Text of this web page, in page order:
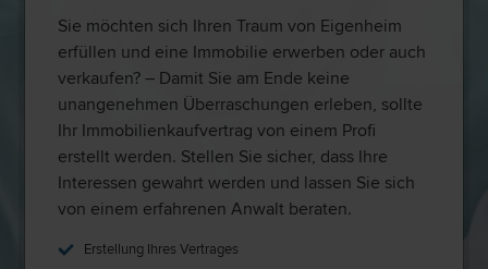
Sie möchten sich Ihren Traum von Eigenheim
erfüllen und eine Immobilie erwerben oder auch
verkaufen? – Damit Sie am Ende keine
unangenehmen Überraschungen erleben, sollte
Ihr Immobilienkaufvertrag von einem Profi
erstellt werden. Stellen Sie sicher, dass Ihre
Interessen gewahrt werden und lassen Sie sich
von einem erfahrenen Anwalt beraten.
Erstellung Ihres Vertrages